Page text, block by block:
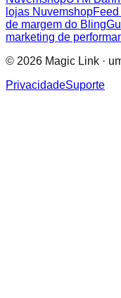
lojas Nuvemshop
de margem do Bling
marketing de
© 2026 Magic Link ·
PrivacidadeSuporte